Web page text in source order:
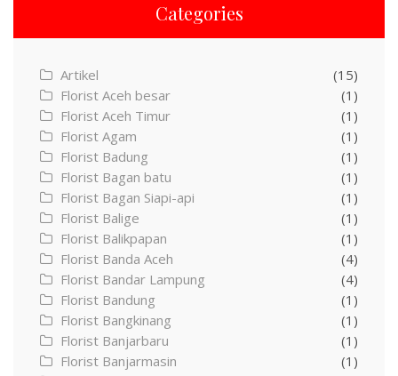
Categories
Artikel
(15)
Florist Aceh besar
(1)
Florist Aceh Timur
(1)
Florist Agam
(1)
Florist Badung
(1)
Florist Bagan batu
(1)
Florist Bagan Siapi-api
(1)
Florist Balige
(1)
Florist Balikpapan
(1)
Florist Banda Aceh
(4)
Florist Bandar Lampung
(4)
Florist Bandung
(1)
Florist Bangkinang
(1)
Florist Banjarbaru
(1)
Florist Banjarmasin
(1)